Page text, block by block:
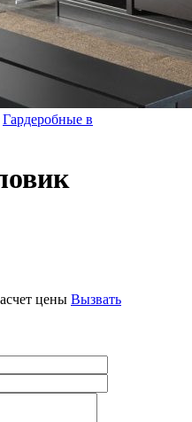
Гардеробные в
цены Вызвать